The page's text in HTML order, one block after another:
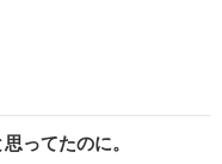
い。
をしてしまう。
している未来だった
ってたのに。